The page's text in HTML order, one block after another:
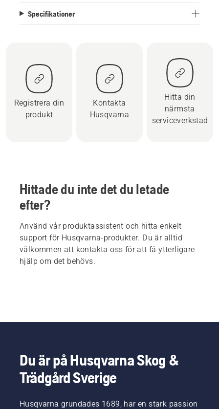
Specifikationer
Registrera din
produkt
Kontakta
Husqvarna
Hitta din
närmsta
serviceverkstad
Hittade du inte det du letade
efter?
Använd vår produktassistent och hitta enkelt
support för Husqvarna-produkter. Du är alltid
välkommen att kontakta oss för att få ytterligare
hjälp om det behövs.
Du är på Husqvarna Skog &
Trädgård Sverige
Husqvarna grundades 1689, har en stark passion